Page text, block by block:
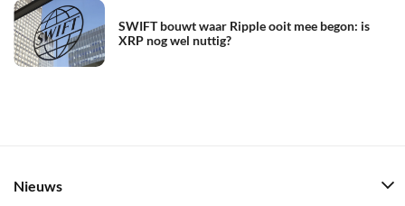
SWIFT bouwt waar Ripple ooit mee begon: is
XRP nog wel nuttig?
Nieuws